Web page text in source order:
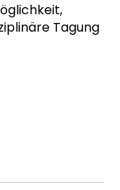
Tagung